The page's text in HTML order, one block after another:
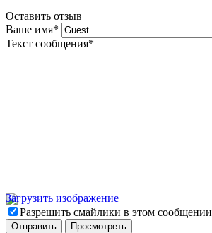
Оставить отзыв
Ваше имя*
Текст сообщения*
Загрузить изображение
Разрешить смайлики в этом сообщении